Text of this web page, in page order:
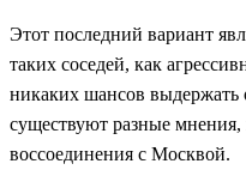
Этот последний вариант
таких соседей, как
никаких шансов выдержать
существуют разные
воссоединения с Москвой.